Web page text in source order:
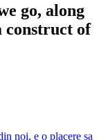
go, along
construct of